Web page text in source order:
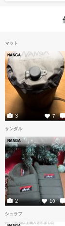
マット
NANGA
7
3
サンダル
NANGA
10
2
シュラフ